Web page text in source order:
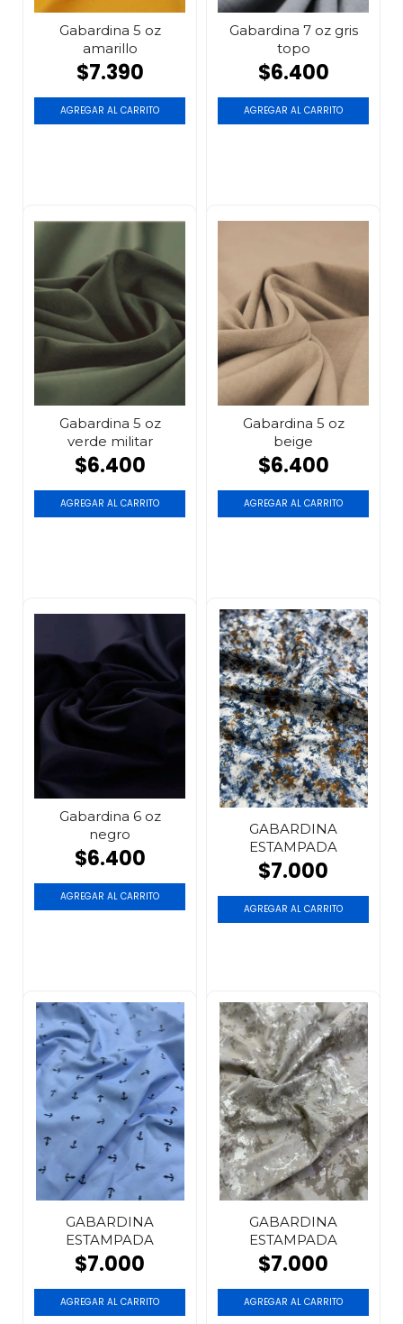
Gabardina 5 oz
amarillo
$7.390
AGREGAR AL CARRITO
Gabardina 7 oz gris
topo
$6.400
AGREGAR AL CARRITO
Gabardina 5 oz
verde militar
$6.400
AGREGAR AL CARRITO
Gabardina 5 oz
beige
$6.400
AGREGAR AL CARRITO
Gabardina 6 oz
negro
$6.400
AGREGAR AL CARRITO
GABARDINA
ESTAMPADA
$7.000
GABARDINA
ESTAMPADA
$7.000
GABARDINA
ESTAMPADA
$7.000